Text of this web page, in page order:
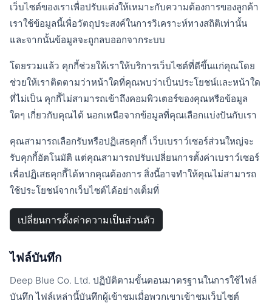
เว็บไซต์ของเราเพื่อปรับแต่งให้เหมาะกับความต้องการของลูกค้า
เราใช้ข้อมูลนี้เพื่อวัตถุประสงค์ในการวิเคราะห์ทางสถิติเท่านั้น
และจากนั้นข้อมูลจะถูกลบออกจากระบบ
โดยรวมแล้ว คุกกี้ช่วยให้เราให้บริการเว็บไซต์ที่ดีขึ้นแก่คุณโดย
ช่วยให้เราติดตามว่าหน้าใดที่คุณพบว่าเป็นประโยชน์และหน้าใด
ที่ไม่เป็น คุกกี้ไม่สามารถเข้าถึงคอมพิวเตอร์ของคุณหรือข้อมูล
ใดๆ เกี่ยวกับคุณได้ นอกเหนือจากข้อมูลที่คุณเลือกแบ่งปันกับเรา
คุณสามารถเลือกรับหรือปฏิเสธคุกกี้ เว็บเบราว์เซอร์ส่วนใหญ่จะ
รับคุกกี้อัตโนมัติ แต่คุณสามารถปรับเปลี่ยนการตั้งค่าเบราว์เซอร์
เพื่อปฏิเสธคุกกี้ได้หากคุณต้องการ สิ่งนี้อาจทำให้คุณไม่สามารถ
ใช้ประโยชน์จากเว็บไซต์ได้อย่างเต็มที่
เปลี่ยนการตั้งค่าความเป็นส่วนตัว
ไฟล์บันทึก
Deep Blue Co. Ltd. ปฏิบัติตามขั้นตอนมาตรฐานในการใช้ไฟล์
บันทึก ไฟล์เหล่านี้บันทึกผู้เข้าชมเมื่อพวกเขาเข้าชมเว็บไซต์